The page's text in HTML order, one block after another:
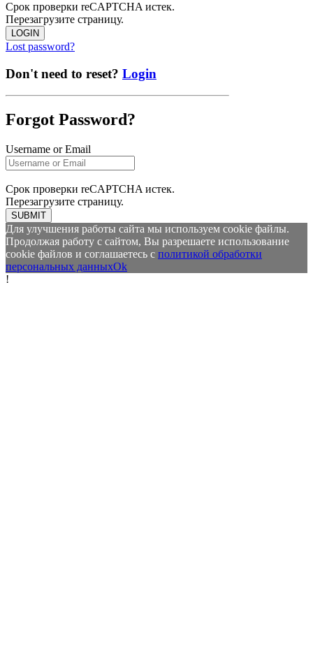
Срок проверки reCAPTCHA истек.
Перезагрузите страницу.
LOGIN
Lost password?
Don't need to reset? Login
Forgot Password?
Username or Email
Срок проверки reCAPTCHA истек.
Перезагрузите страницу.
SUBMIT
Для улучшения работы сайта мы используем cookie файлы.
Продолжая работу с сайтом, Вы разрешаете использование
cookie файлов и соглашаетесь с политикой обработки
персональных данныхOk
!